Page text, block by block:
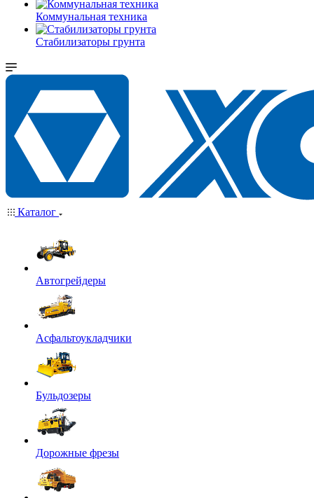
Коммунальная техника
Стабилизаторы грунта
Каталог
Автогрейдеры
Асфальтоукладчики
Бульдозеры
Дорожные фрезы